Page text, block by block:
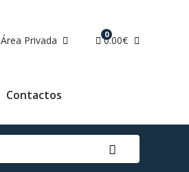
Área Privada 0
0.00€
Contactos